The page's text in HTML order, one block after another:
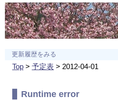
更新履歴をみる
Top> 予定表> 2012-04-01
Runtime error